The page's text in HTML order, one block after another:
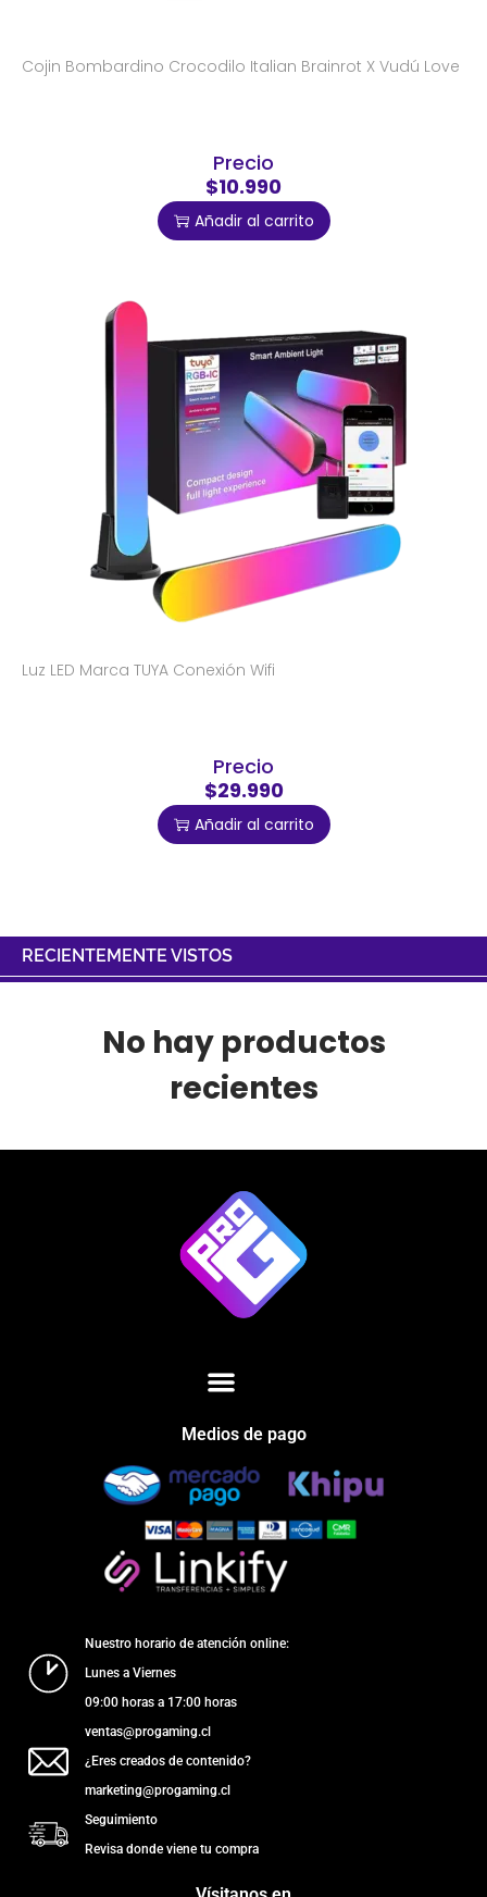
Cojin Bombardino Crocodilo Italian Brainrot X Vudú Love
Precio
$10.990
Añadir al carrito
Luz LED Marca TUYA Conexión Wifi
Precio
$29.990
Añadir al carrito
RECIENTEMENTE VISTOS
No hay productos
recientes
Medios de pago
Nuestro horario de atención online:
Lunes a Viernes
09:00 horas a 17:00 horas
ventas@progaming.cl
¿Eres creados de contenido?
marketing@progaming.cl
Seguimiento
Revisa donde viene tu compra